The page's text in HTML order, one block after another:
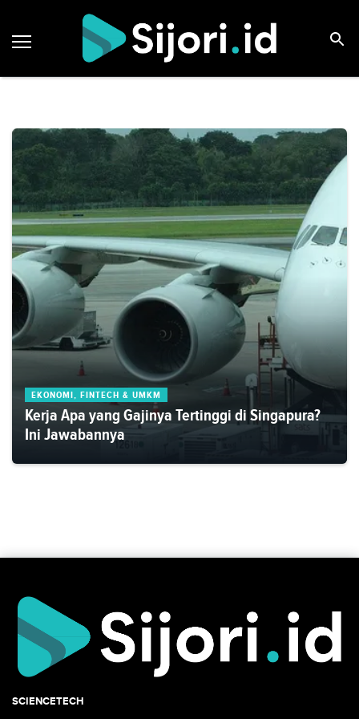
EKONOMI, FINTECH & UMKM
Kerja Apa yang Gajinya Tertinggi di Singapura?
Ini Jawabannya
SCIENCETECH